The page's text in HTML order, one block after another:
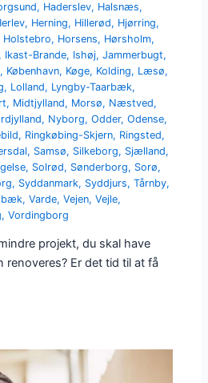
, Haderslev, Halsnæs,
, Herning, Hillerød, Hjørring,
Holstebro, Horsens, Hørsholm,
, Ikast-Brande, Ishøj,Jammerbugt,
, København, Køge, Kolding, Læsø,
, Lolland, Lyngby-Taarbæk,
, Midtjylland, Morsø, Næstved,
, Nyborg,Odder,Odense,
, Ringkøbing-Skjern, Ringsted,
, Samsø, Silkeborg, Sjælland,
, Solrød, Sønderborg, Sorø,
, Syddanmark, Syddjurs,Tårnby,
,Varde,Vejen,Vejle,
,Vordingborg
projekt, du skal have
renoveres? Er det tid til at få